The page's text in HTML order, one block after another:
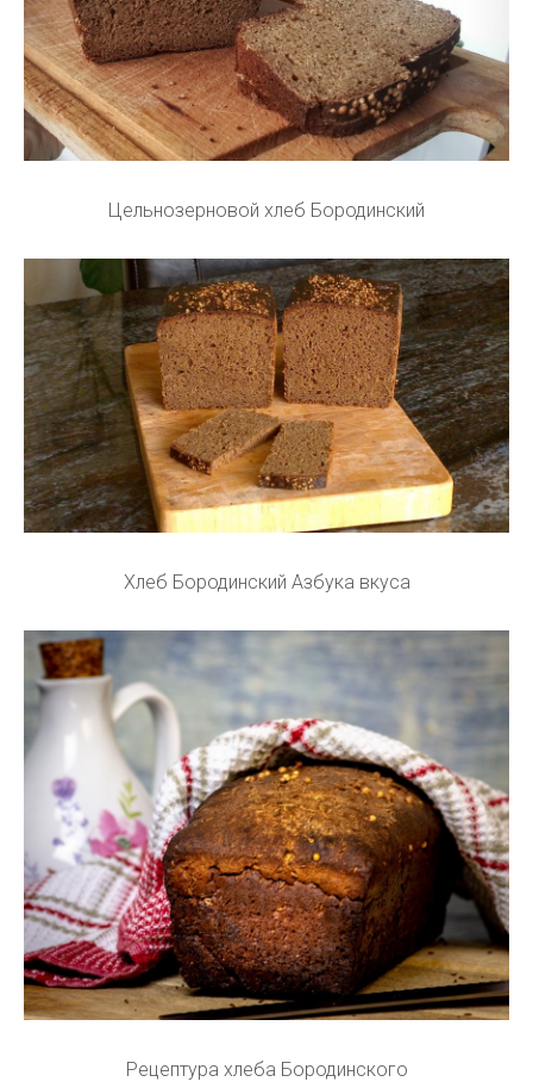
Цельнозерновой хлеб Бородинский
Хлеб Бородинский Азбука вкуса
Рецептура хлеба Бородинского